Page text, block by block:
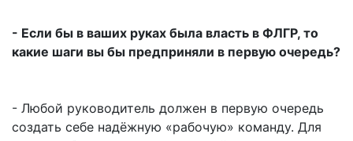
- Если бы в ваших руках была власть в ФЛГР, то
какие шаги вы бы предприняли в первую очередь?
- Любой руководитель должен в первую очередь
создать себе надёжную «рабочую» команду. Для